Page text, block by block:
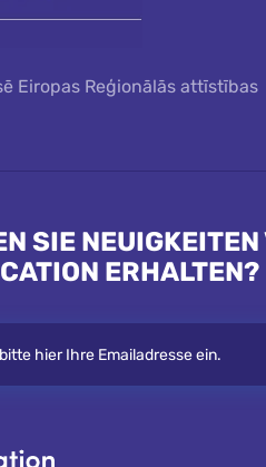
Eiropas Reģionālās attīstības
SIE NEUIGKEITEN
ERHALTEN?